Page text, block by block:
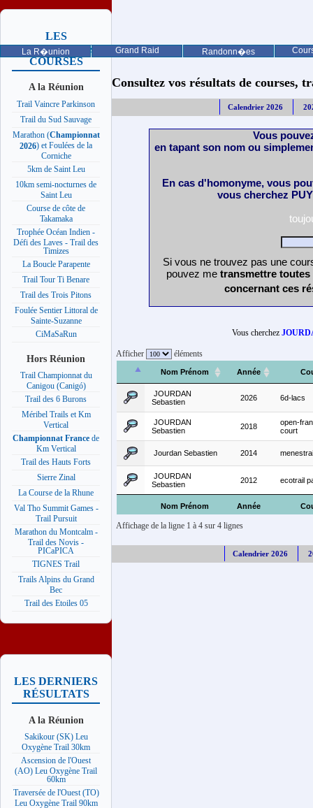
La R�union Grand Raid Randonn�es
LES
PROCHAINES
COURSES
A la Réunion
Trail Vaincre Parkinson
Trail du Sud Sauvage
Marathon (Championnat
2026) et Foulées de la
Corniche
5km de Saint Leu
10km semi-nocturnes de
Saint Leu
Course de côte de
Takamaka
Trophée Océan Indien -
Défi des Laves - Trail des
Timizes
La Boucle Parapente
Trail Tour Ti Benare
Trail des Trois Pitons
Foulée Sentier Littoral de
Sainte-Suzanne
CiMaSaRun
Hors Réunion
Trail Championnat du
Canigou (Canigó)
Trail des 6 Burons
Méribel Trails et Km
Vertical
Championnat France de
Km Vertical
Trail des Hauts Forts
Sierre Zinal
La Course de la Rhune
Val Tho Summit Games -
Trail Pursuit
Marathon du Montcalm -
Trail des Novis -
PICaPICA
TIGNES Trail
Trails Alpins du Grand
Bec
Trail des Etoiles 05
LES DERNIERS
RÉSULTATS
A la Réunion
Sakikour (SK) Leu
Oxygène Trail 30km
Ascension de l'Ouest
(AO) Leu Oxygène Trail
60km
Traversée de l'Ouest (TO)
Leu Oxygène Trail 90km
Consultez vos résultats de courses,
Calendrier 2026
Vous
en tapant son nom ou
En cas d'homonyme, vous
vous cherchez
Si vous ne trouvez pas une
pouvez me transmettre
concernant ces
Vous cherchez
Afficher éléments
Nom Prénom Année
Nom Prénom Année
JOURDAN
Sebastien
2026 6d-lacs
JOURDAN
Sebastien
2018
open-
court
Jourdan Sebastien 2014
JOURDAN
Sebastien
2012 ecotrail
Affichage de la ligne 1 à 4 sur 4 lignes
Calendrier 2026